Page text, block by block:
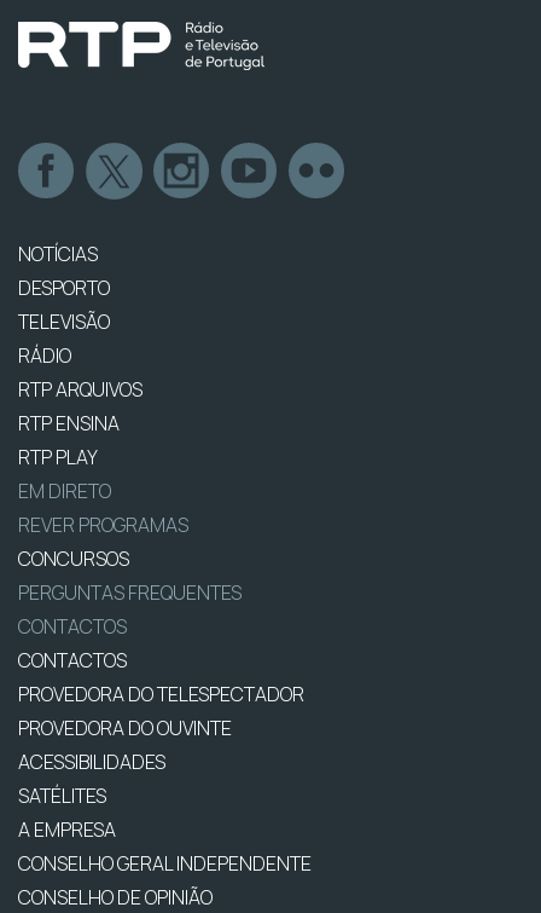
NOTÍCIAS
DESPORTO
TELEVISÃO
RÁDIO
RTP ARQUIVOS
RTP ENSINA
RTP PLAY
EM DIRETO
REVER PROGRAMAS
CONCURSOS
PERGUNTAS FREQUENTES
CONTACTOS
CONTACTOS
PROVEDORA DO TELESPECTADOR
PROVEDORA DO OUVINTE
ACESSIBILIDADES
SATÉLITES
A EMPRESA
CONSELHO GERAL INDEPENDENTE
CONSELHO DE OPINIÃO